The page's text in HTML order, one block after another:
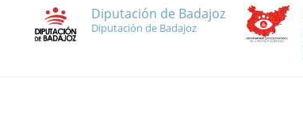
Diputación de Badajoz
Diputación de Badajoz